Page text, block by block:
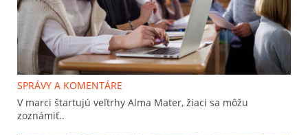
SPRÁVY A KOMENTÁRE
V marci štartujú veľtrhy Alma Mater, žiaci sa môžu
zoznámiť..